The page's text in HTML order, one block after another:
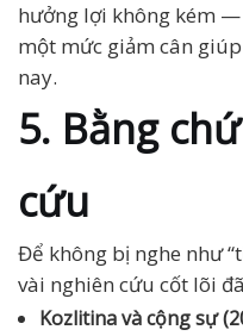
hưởng lợi không kém
một mức giảm cân
nay.
5. Bằng
cứu
Để không bị nghe như
vài nghiên cứu cốt lõi
Kozlitina và cộng sự